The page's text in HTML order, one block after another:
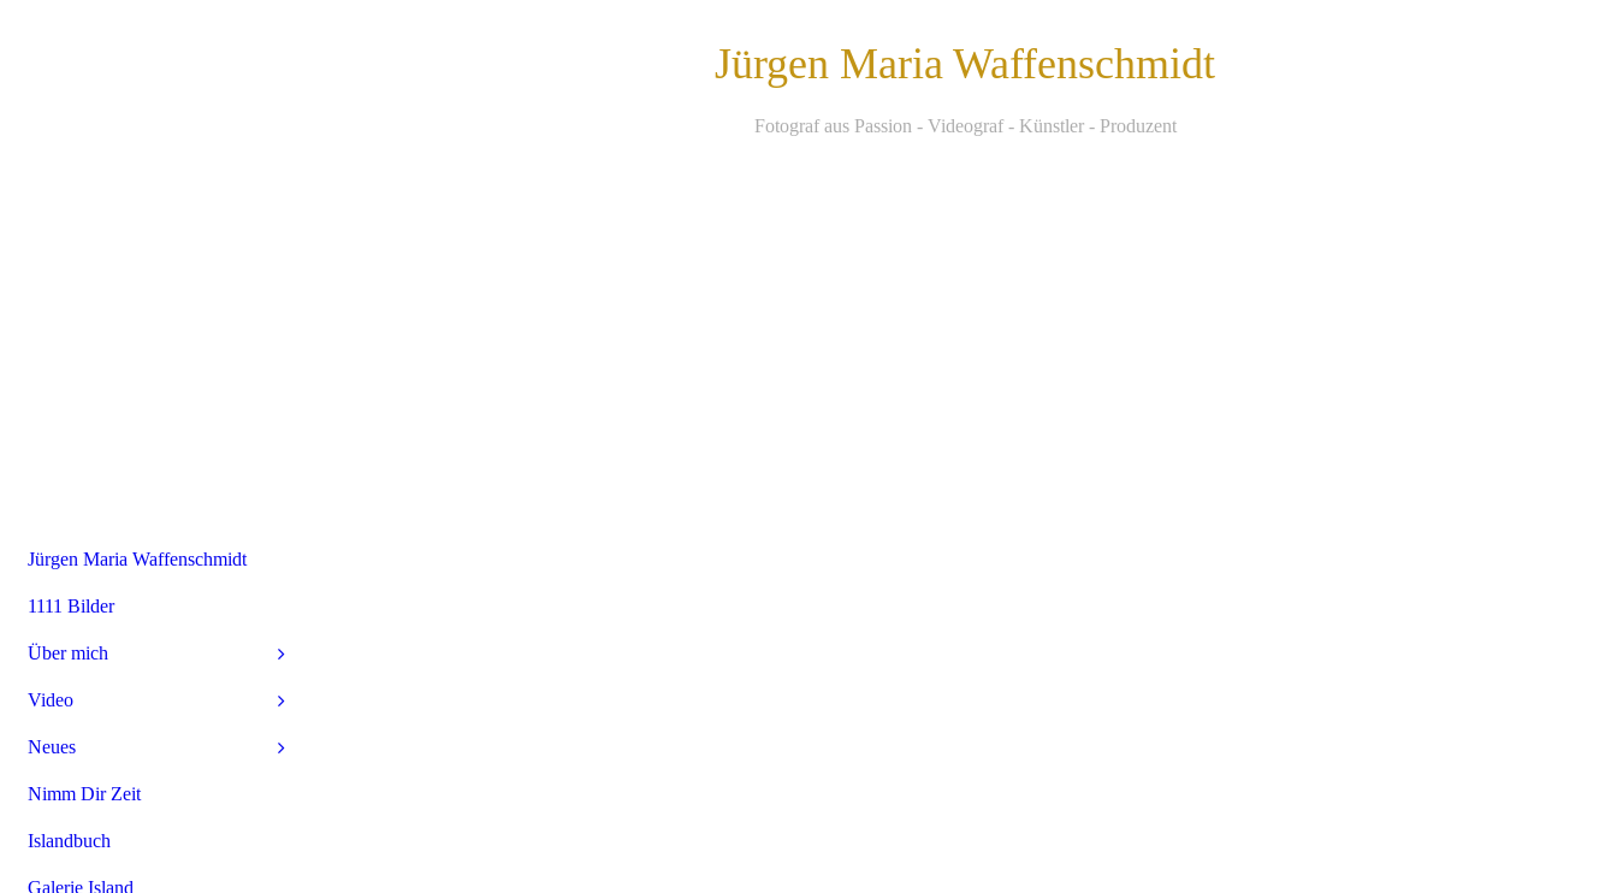
Jürgen Maria Waffenschmidt
Fotograf aus Passion - Videograf - Künstler - Produzent
Jürgen Maria Waffenschmidt
1111 Bilder
Über mich
Video
Neues
Nimm Dir Zeit
Islandbuch
Galerie Island